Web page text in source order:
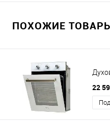
ПОХОЖИЕ
22